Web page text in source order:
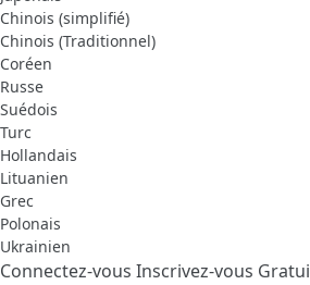
Chinois (simplifié)
Chinois (Traditionnel)
Coréen
Russe
Suédois
Turc
Hollandais
Lituanien
Grec
Polonais
Ukrainien
Connectez-vous Inscrivez-vous